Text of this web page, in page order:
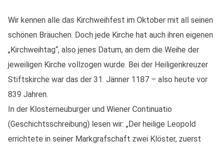
Wir kennen alle das Kirchweihfest im Oktober mit all seinen
schönen Bräuchen. Doch jede Kirche hat auch ihren eigenen
„Kirchweihtag“, also jenes Datum, an dem die Weihe der
jeweiligen Kirche vollzogen wurde. Bei der Heiligenkreuzer
Stiftskirche war das der 31. Jänner 1187 – also heute vor
839 Jahren.
In der Klosterneuburger und Wiener Continuatio
(Geschichtsschreibung) lesen wir: „Der heilige Leopold
errichtete in seiner Markgrafschaft zwei Klöster, zuerst